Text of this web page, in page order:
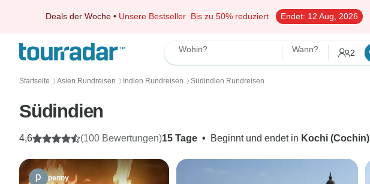
Deals der Woche • Unsere Bestseller Bis zu 50% reduziert Endet: 12 Aug, 2026
Wohin? Wann? 2
Startseite 〉 Asien Rundreisen 〉 Indien Rundreisen 〉 Südindien Rundreisen
Südindien
15 Tage • Beginnt und endet in Kochi (Cochin)
4,6 (100 Bewertungen)
penny